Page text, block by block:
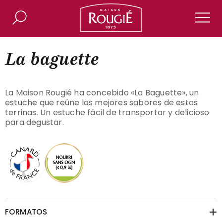
Maison Rougié
Buscar
La baguette
La Maison Rougié ha concebido «La Baguette», un
estuche que reúne los mejores sabores de estas
terrinas. Un estuche fácil de transportar y delicioso
para degustar.
FORMATOS